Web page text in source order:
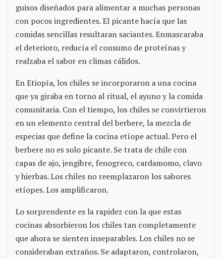
guisos diseñados para alimentar a muchas personas
con pocos ingredientes. El picante hacía que las
comidas sencillas resultaran saciantes. Enmascaraba
el deterioro, reducía el consumo de proteínas y
realzaba el sabor en climas cálidos.
En Etiopía, los chiles se incorporaron a una cocina
que ya giraba en torno al ritual, el ayuno y la comida
comunitaria. Con el tiempo, los chiles se convirtieron
en un elemento central del berbere, la mezcla de
especias que define la cocina etíope actual. Pero el
berbere no es solo picante. Se trata de chile con
capas de ajo, jengibre, fenogreco, cardamomo, clavo
y hierbas. Los chiles no reemplazaron los sabores
etíopes. Los amplificaron.
Lo sorprendente es la rapidez con la que estas
cocinas absorbieron los chiles tan completamente
que ahora se sienten inseparables. Los chiles no se
consideraban extraños. Se adaptaron, controlaron,